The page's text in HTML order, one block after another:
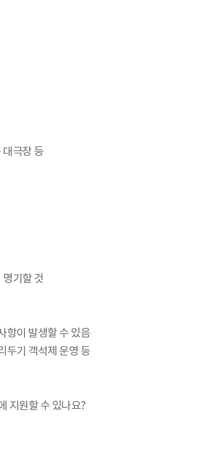
극장 등
명기할 것
항이 발생할 수 있음
두기 객석제 운영 등
지원할 수 있나요?